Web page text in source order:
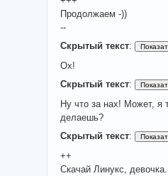
Продолжаем -))
--
Скрытый текст:
Ох!
Скрытый текст:
Ну что за нах! Может, я
делаешь?
Скрытый текст:
++
Скачай Линукс,